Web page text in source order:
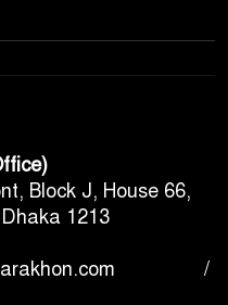
Block J, House 66,
1213
/